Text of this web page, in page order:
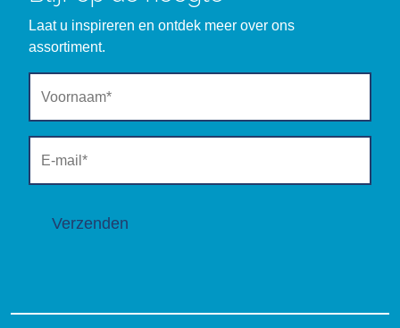
Laat u inspireren en ontdek meer over ons
assortiment.
Verzenden